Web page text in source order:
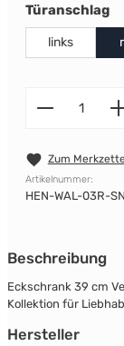
Türanschlag
links
Zum
Artikelnummer:
HEN-WAL-03R-SN
Beschreibung
Eckschrank 39 cm
Kollektion für
Hersteller